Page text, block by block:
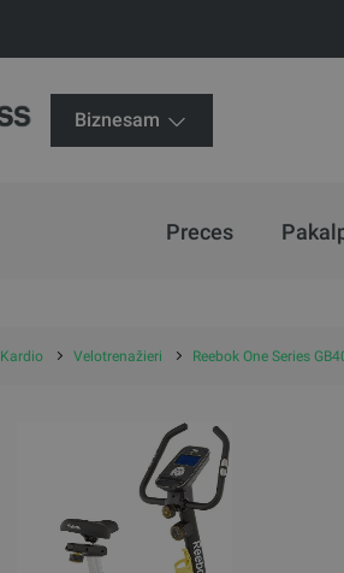
Biznesam
Preces
Kardio Velotrenažieri Reebok One Series